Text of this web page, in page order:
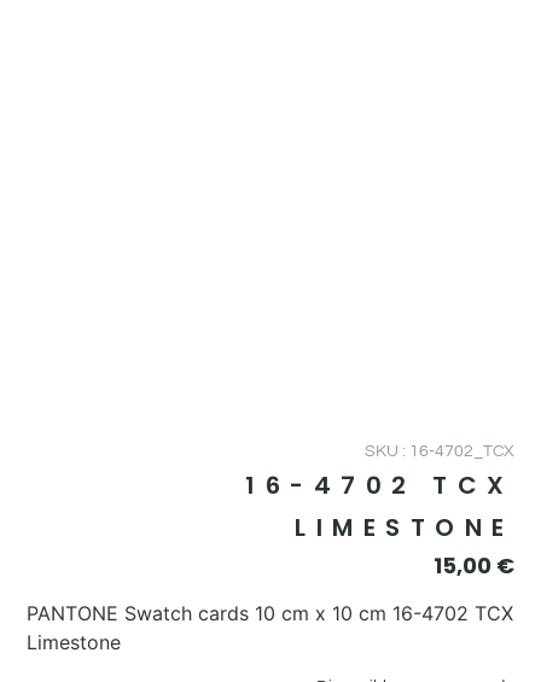
SKU : 16-4702_TCX
16-4702 TCX
LIMESTONE
15,00 €
PANTONE Swatch cards 10 cm x 10 cm 16-4702 TCX
Limestone